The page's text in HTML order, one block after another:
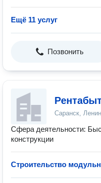
Ещё 11 услуг
Позвонить
Саранск,
Сфера деятельности:
конструкции
Строительство